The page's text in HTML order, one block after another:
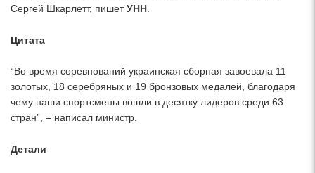
Сергей Шкарлетт, пишетУНН.
Цитата
“Во время соревнований украинская сборная завоевала 11
золотых, 18 серебряных и 19 бронзовых медалей, благодаря
чему наши спортсмены вошли в десятку лидеров среди 63
стран”, – написал министр.
Детали